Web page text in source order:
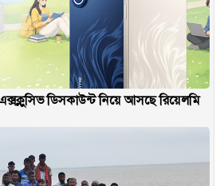
এক্সক্লুসিভ ডিসকাউন্ট নিয়ে আসছে রিয়েলমি